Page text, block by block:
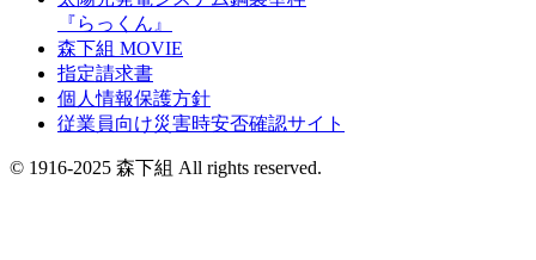
『らっくん』
森下組 MOVIE
指定請求書
個人情報保護方針
従業員向け災害時安否確認サイト
© 1916-2025 森下組 All rights reserved.